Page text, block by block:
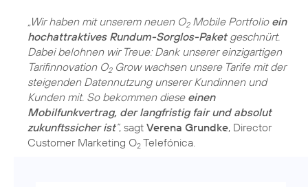
„Wir haben mit unserem neuen O2Mobile Portfolio ein
hochattraktives Rundum-Sorglos-Paketgeschnürt.
Dabei belohnen wir Treue: Dank unserer einzigartigen
Tarifinnovation O2Grow wachsen unsere Tarife mit der
steigenden Datennutzung unserer Kundinnen und
Kunden mit. So bekommen diese einen
Mobilfunkvertrag, der langfristig fair und absolut
zukunftssicher ist“, sagt Verena Grundke, Director
Customer Marketing O2 Telefónica.